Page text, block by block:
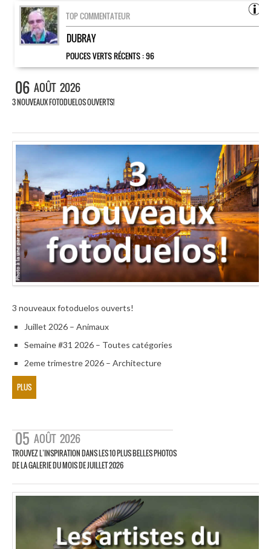
TOP COMMENTATEUR
DUBRAY
POUCES VERTS RÉCENTS :96
06 AOÛT 2026
3 NOUVEAUX FOTODUELOS OUVERTS!
3 nouveaux fotoduelos ouverts!
Juillet 2026 – Animaux
Semaine #31 2026 – Toutes catégories
2eme trimestre 2026 – Architecture
PLUS
05 AOÛT 2026
TROUVEZ L’INSPIRATION DANS LES 10 PLUS BELLES PHOTOS
DE LA GALERIE DU MOIS DE JUILLET 2026